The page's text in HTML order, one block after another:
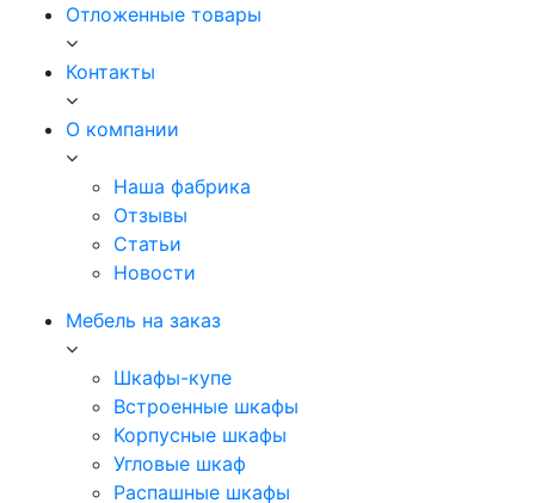
Отложенные товары
Контакты
О компании
Наша фабрика
Отзывы
Статьи
Новости
Мебель на заказ
Шкафы-купе
Встроенные шкафы
Корпусные шкафы
Угловые шкаф
Распашные шкафы